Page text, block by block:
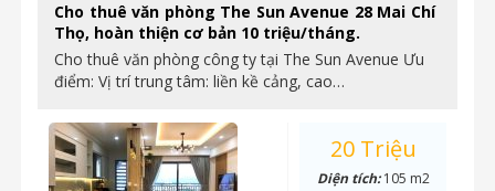
Cho thuê văn phòng The Sun Avenue 28 Mai Chí
Thọ, hoàn thiện cơ bản 10 triệu/tháng.
Cho thuê văn phòng công ty tại The Sun Avenue Ưu
điểm: Vị trí trung tâm: liền kề cảng, cao…
20 Triệu
Diện tích:105 m2